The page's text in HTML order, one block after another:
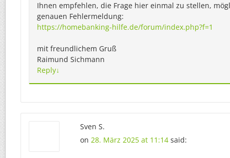
Ihnen empfehlen, die Frage hier einmal zu stellen,
genauen Fehlermeldung:
https://homebanking-hilfe.de/forum/index.php?f=1
mit freundlichem Gruß
Raimund Sichmann
Reply↓
Sven S.
on 28. März 2025 at 11:14 said: